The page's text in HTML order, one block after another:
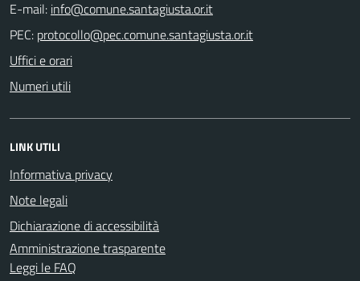
E-mail:
PEC:
Uffici e orari
Numeri utili
LINK UTILI
Informativa privacy
Note legali
Dichiarazione di accessibilità
Amministrazione trasparente
Leggi le FAQ